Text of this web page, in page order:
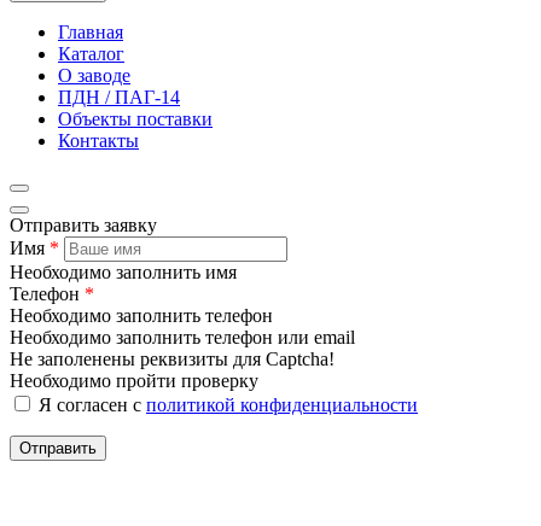
Главная
Каталог
О заводе
ПДН / ПАГ-14
Объекты поставки
Контакты
Отправить заявку
Имя *
Необходимо заполнить имя
Телефон *
Необходимо заполнить телефон
Необходимо заполнить телефон или email
Не заполенены реквизиты для Captcha!
Необходимо пройти проверку
Я согласен с политикой конфиденциальности
Отправить